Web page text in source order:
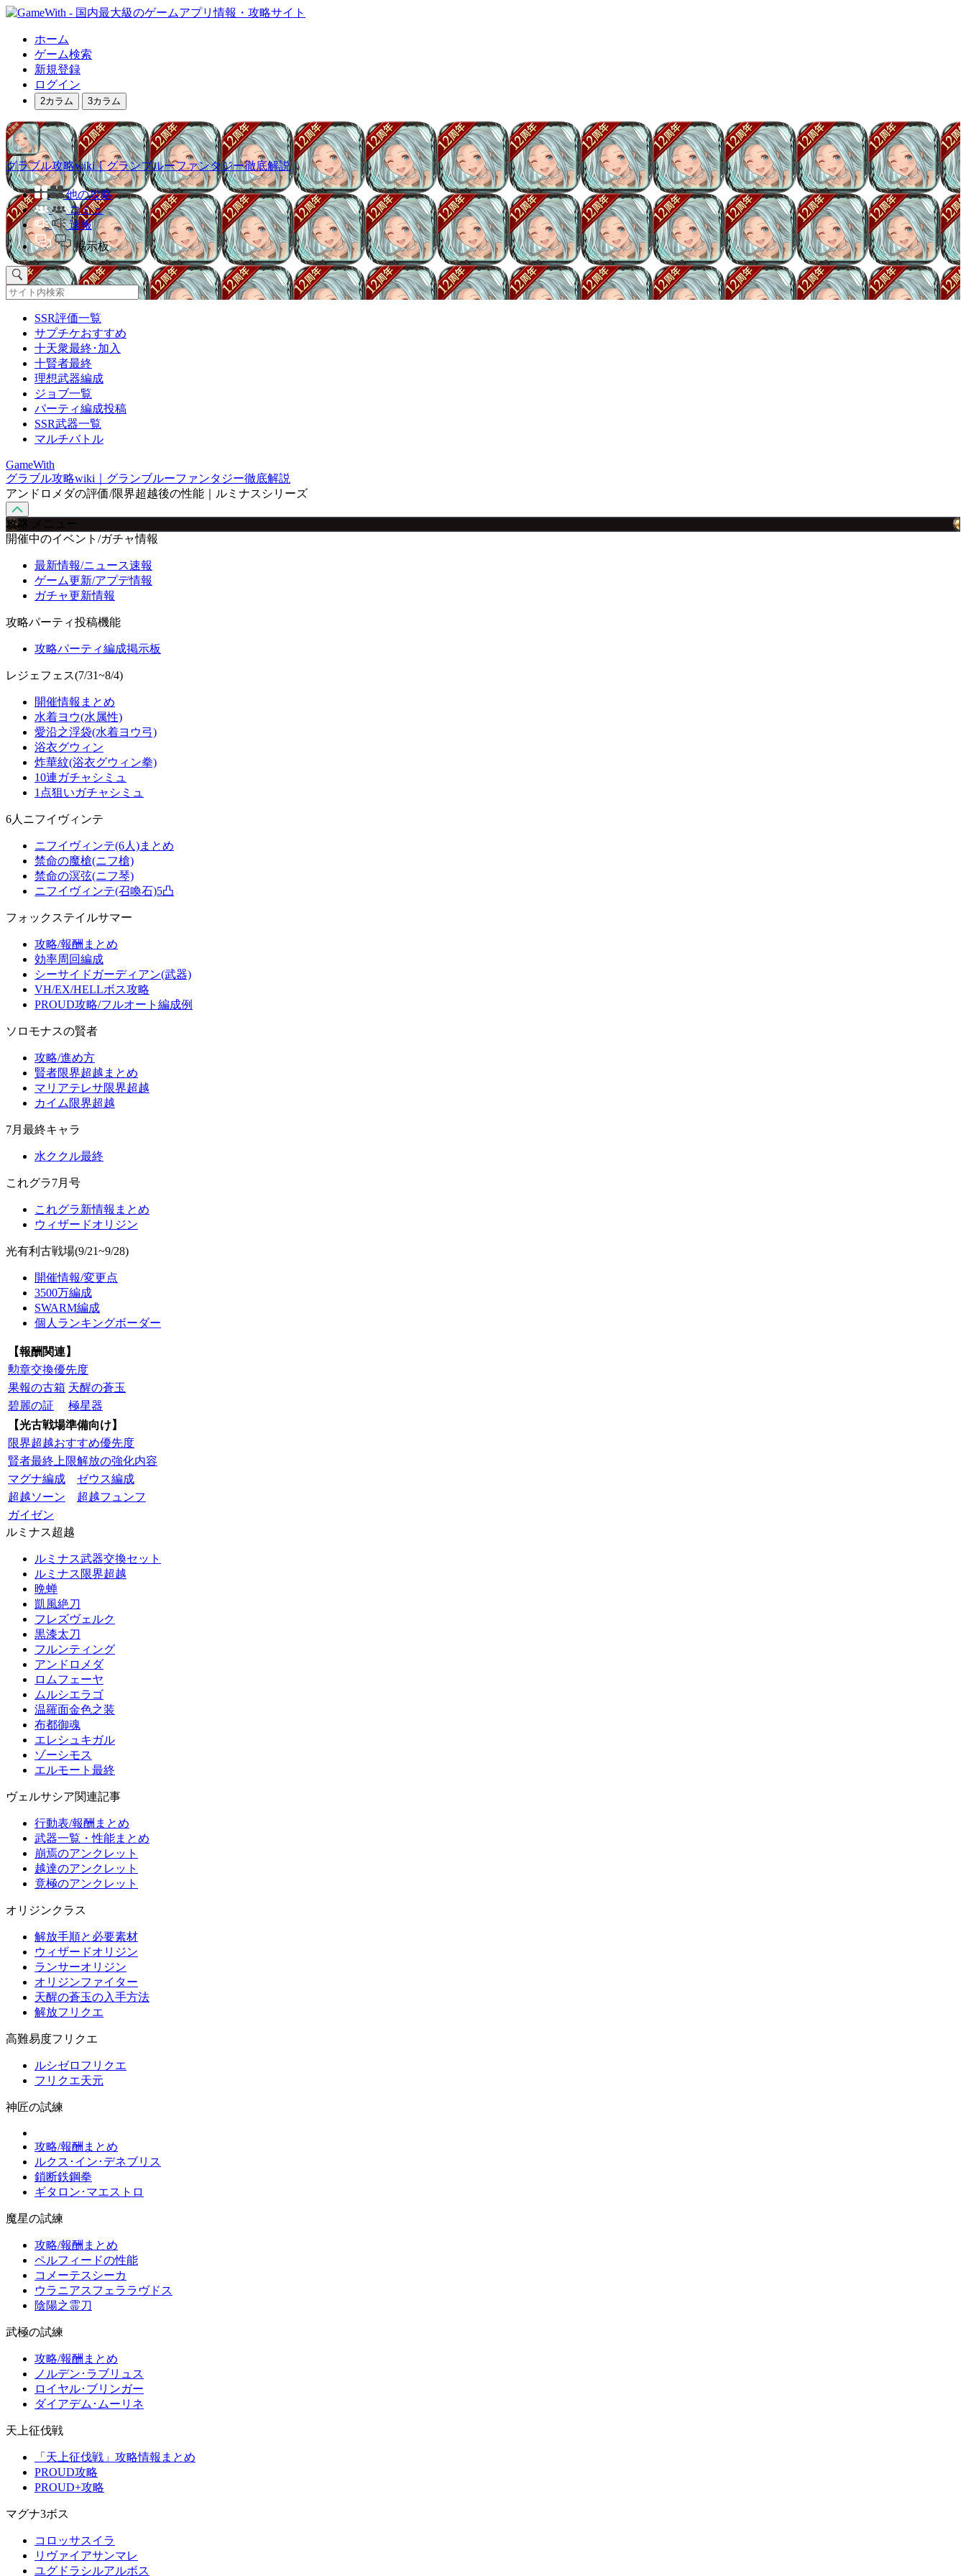
ホーム
ゲーム検索
新規登録
ログイン
2カラム 3カラム
グラブル攻略wiki｜グランブルーファンタジー徹底解説
他の攻略
コミュ
速報
掲示板
SSR評価一覧
サプチケおすすめ
十天衆最終･加入
十賢者最終
理想武器編成
ジョブ一覧
パーティ編成投稿
SSR武器一覧
マルチバトル
GameWith
グラブル攻略wiki｜グランブルーファンタジー徹底解説
アンドロメダの評価/限界超越後の性能｜ルミナスシリーズ
攻略 メニュー
開催中のイベント/ガチャ情報
最新情報/ニュース速報
ゲーム更新/アプデ情報
ガチャ更新情報
攻略パーティ投稿機能
攻略パーティ編成掲示板
レジェフェス(7/31~8/4)
開催情報まとめ
水着ヨウ(水属性)
愛沿之浮袋(水着ヨウ弓)
浴衣グウィン
炸華紋(浴衣グウィン拳)
10連ガチャシミュ
1点狙いガチャシミュ
6人ニフイヴィンテ
ニフイヴィンテ(6人)まとめ
禁命の魔槍(ニフ槍)
禁命の溟弦(ニフ琴)
ニフイヴィンテ(召喚石)5凸
フォックステイルサマー
攻略/報酬まとめ
効率周回編成
シーサイドガーディアン(武器)
VH/EX/HELLボス攻略
PROUD攻略/フルオート編成例
ソロモナスの賢者
攻略/進め方
賢者限界超越まとめ
マリアテレサ限界超越
カイム限界超越
7月最終キャラ
水ククル最終
これグラ7月号
これグラ新情報まとめ
ウィザードオリジン
光有利古戦場(9/21~9/28)
開催情報/変更点
3500万編成
SWARM編成
個人ランキングボーダー
【報酬関連】
勲章交換優先度
果報の古箱 天醒の蒼玉
碧麗の証
極星器
【光古戦場準備向け】
限界超越おすすめ優先度
賢者最終上限解放の強化内容
マグナ編成
ゼウス編成
超越ソーン
超越フュンフ
ガイゼン
ルミナス超越
ルミナス武器交換セット
ルミナス限界超越
晩蝉
凱風絶刀
フレズヴェルク
黒漆太刀
フルンティング
アンドロメダ
ロムフェーヤ
ムルシエラゴ
温羅面金色之装
布都御魂
エレシュキガル
ゾーシモス
エルモート最終
ヴェルサシア関連記事
行動表/報酬まとめ
武器一覧・性能まとめ
崩焉のアンクレット
越達のアンクレット
竟極のアンクレット
オリジンクラス
解放手順と必要素材
ウィザードオリジン
ランサーオリジン
オリジンファイター
天醒の蒼玉の入手方法
解放フリクエ
高難易度フリクエ
ルシゼロフリクエ
フリクエ天元
神匠の試練
攻略/報酬まとめ
ルクス･イン･デネブリス
鎖断鉄鋼拳
ギタロン･マエストロ
魔星の試練
攻略/報酬まとめ
ペルフィードの性能
コメーテスシーカ
ウラニアスフェララヴドス
陰陽之霊刀
武極の試練
攻略/報酬まとめ
ノルデン･ラブリュス
ロイヤル･ブリンガー
ダイアデム･ムーリネ
天上征伐戦
「天上征伐戦」攻略情報まとめ
PROUD攻略
PROUD+攻略
マグナ3ボス
コロッサスイラ
リヴァイアサンマレ
ユグドラシルアルボス